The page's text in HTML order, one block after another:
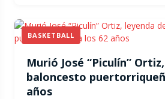
BASKETBALL
Murió José “Piculín”
baloncesto
años